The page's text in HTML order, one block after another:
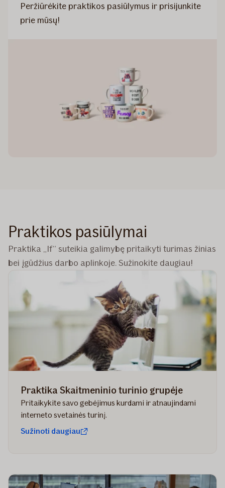
Peržiūrėkite praktikos pasiūlymus ir prisijunkite
prie mūsų!
Praktikos pasiūlymai
Praktika „If“ suteikia galimybę pritaikyti turimas žinias
bei įgūdžius darbo aplinkoje. Sužinokite daugiau!
Praktika Skaitmeninio turinio grupėje
Pritaikykite savo gebėjimus kurdami ir atnaujindami
interneto svetainės turinį.
Sužinoti daugiau